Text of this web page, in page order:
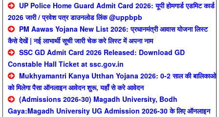
UP Police Home Guard Admit Card 2026: यूपी होमगार्ड एडमिट कार्ड
2026 जारी / प्रवेश पत्र डाउनलोड लिंक @uppbpb
PM Aawas Yojana New List 2026: प्रधानमंत्री आवास योजना लिस्ट
कैसे देखें | नई लाभार्थी सूची जारी चेक करे लिस्ट में अपना नाम
SSC GD Admit Card 2026 Released: Download GD
Constable Hall Ticket at ssc.gov.in
Mukhyamantri Kanya Utthan Yojana 2026: 0-2 साल की बालिकाओ
को मिलेगा पैसा ऑनलाइन आवेदन शुरू, यहाँ से करे आवेदन
(Admissions 2026-30) Magadh University, Bodh
Gaya:Magadh University UG Admission 2026-30 के लिए ऑनलाइन